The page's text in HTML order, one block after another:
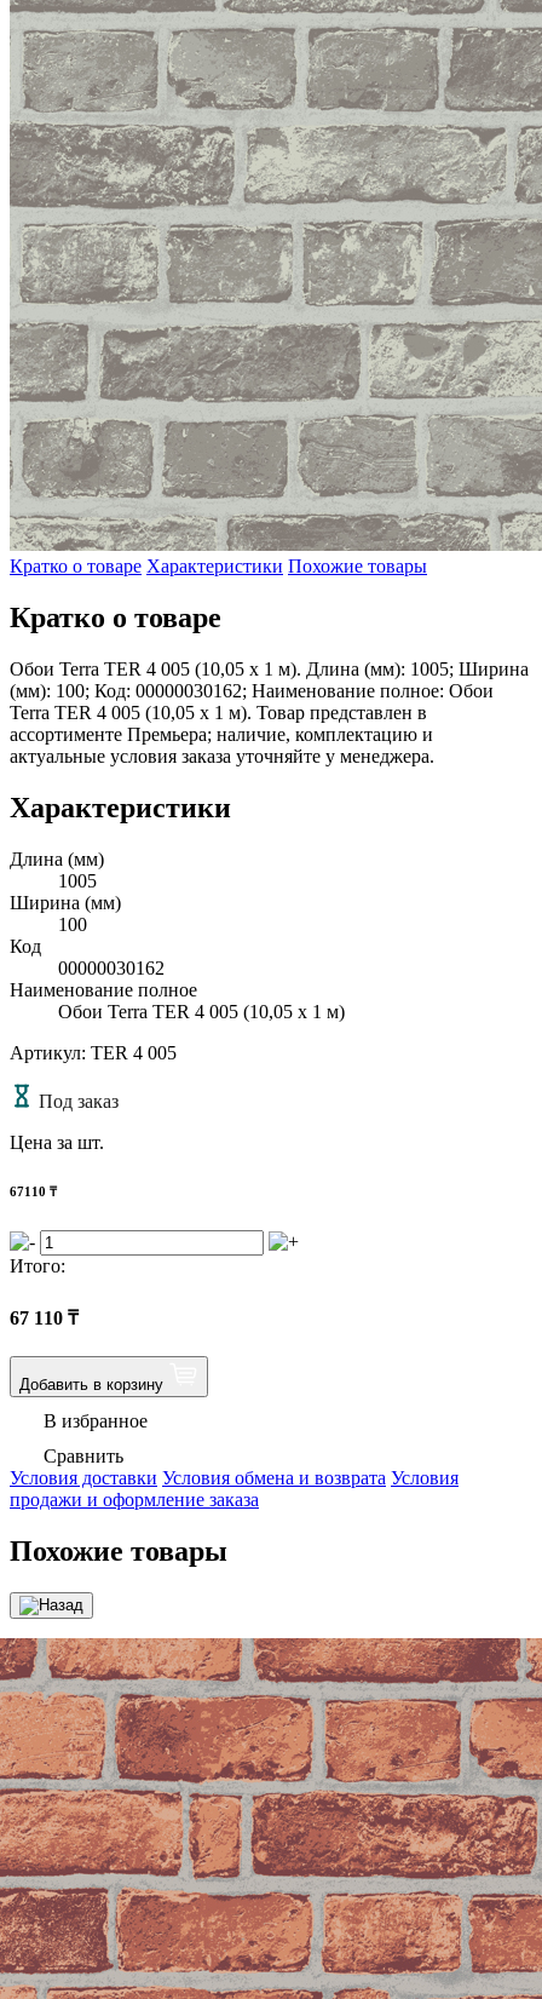
Кратко о товаре Характеристики Похожие товары
Кратко о товаре
Обои Terra TER 4 005 (10,05 х 1 м). Длина (мм): 1005; Ширина
(мм): 100; Код: 00000030162; Наименование полное: Обои
Terra TER 4 005 (10,05 х 1 м). Товар представлен в
ассортименте Премьера; наличие, комплектацию и
актуальные условия заказа уточняйте у менеджера.
Характеристики
Длина (мм)
1005
Ширина (мм)
100
Код
00000030162
Наименование полное
Обои Terra TER 4 005 (10,05 х 1 м)
Артикул: TER 4 005
Под заказ
Цена за шт.
67110 ₸
Итого:
67 110 ₸
Добавить в корзину
В избранное
Сравнить
Условия доставки Условия обмена и возврата Условия
продажи и оформление заказа
Похожие товары